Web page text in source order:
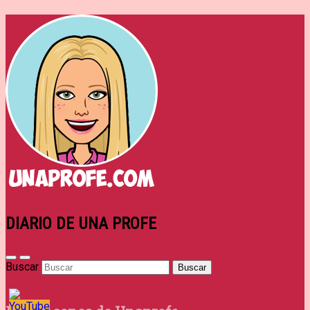
DIARIO DE UNA PROFE
Buscar